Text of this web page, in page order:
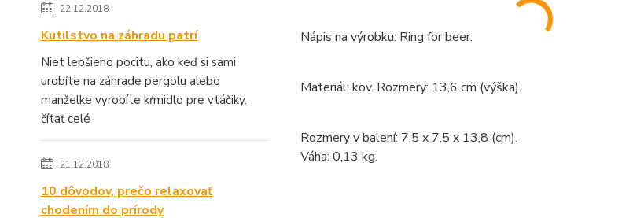
22.12.2018
Kutilstvo na záhradu patrí
Niet lepšieho pocitu, ako keď si sami
urobíte na záhrade pergolu alebo
manželke vyrobíte kŕmidlo pre vtáčiky.
čítať celé
21.12.2018
10 dôvodov, prečo relaxovať
chodením do prírody
Nápis na výrobku: Ring for beer.
Materiál: kov. Rozmery: 13,6 cm (výška).
Rozmery v balení: 7,5 x 7,5 x 13,8 (cm).
Váha: 0,13 kg.